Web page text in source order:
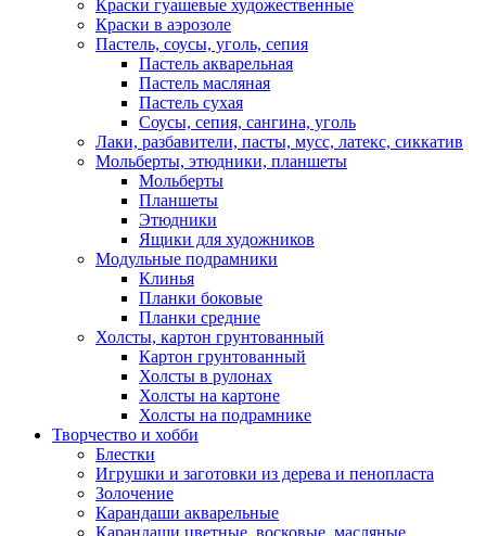
Краски гуашевые художественные
Краски в аэрозоле
Пастель, соусы, уголь, сепия
Пастель акварельная
Пастель масляная
Пастель сухая
Соусы, сепия, сангина, уголь
Лаки, разбавители, пасты, мусс, латекс, сиккатив
Мольберты, этюдники, планшеты
Мольберты
Планшеты
Этюдники
Ящики для художников
Модульные подрамники
Клинья
Планки боковые
Планки средние
Холсты, картон грунтованный
Картон грунтованный
Холсты в рулонах
Холсты на картоне
Холсты на подрамнике
Творчество и хобби
Блестки
Игрушки и заготовки из дерева и пенопласта
Золочение
Карандаши акварельные
Карандаши цветные, восковые, масляные,